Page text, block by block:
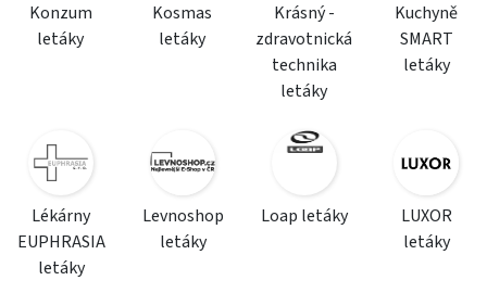
Konzum
letáky
Kosmas
letáky
Krásný -
zdravotnická
technika
letáky
Kuchyně
SMART
letáky
Lékárny
EUPHRASIA
letáky
Levnoshop
letáky
Loap letáky
LUXOR
letáky